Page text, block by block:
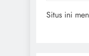
Situs ini